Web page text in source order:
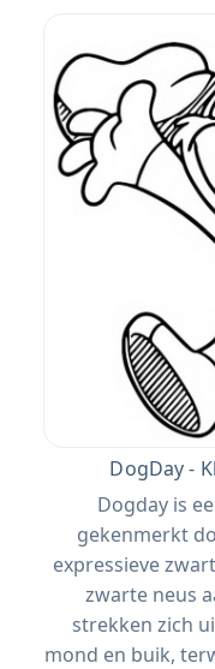
DogDay -
Dogday is
gekenmerkt
expressieve
zwarte neus
strekken zich
mond en buik,